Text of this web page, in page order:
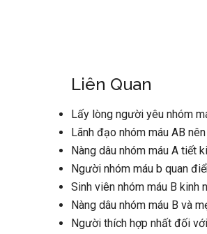
Liên Quan
Lấy lòng người yêu nhóm
Lãnh đạo nhóm máu AB
Nàng dâu nhóm máu A tiết
Người nhóm máu b quan
Sinh viên nhóm máu B kinh
Nàng dâu nhóm máu B và
Người thích hợp nhất đối